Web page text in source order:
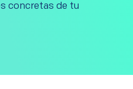
concretas de tu